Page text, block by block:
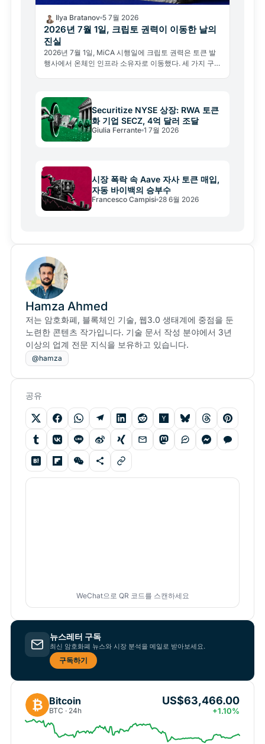
Ilya Bratanov 5 7월 2026
2026년 7월 1일, 크립토 권력이 이동한 날의
진실
2026년 7월 1일, MiCA 시행일에 크립토 권력은 토큰 발
행사에서 온체인 인프라 소유자로 이동했다. 세 가지 구조
Securitize NYSE 상장: RWA 토큰
화 기업 SECZ, 4억 달러 조달
Giulia Ferrante 1 7월 2026
시장 폭락 속 Aave 자사 토큰 매입,
자동 바이백의 승부수
Francesco Campisi 28 6월 2026
Hamza Ahmed
저는 암호화폐, 블록체인 기술, 웹3.0 생태계에 중점을 둔
노련한 콘텐츠 작가입니다. 기술 문서 작성 분야에서 3년
이상의 업계 전문 지식을 보유하고 있습니다.
@hamza
공유
WeChat으로 QR 코드를 스캔하세요
뉴스레터 구독
최신 암호화폐 뉴스와 시장 분석을 메일로 받아보세요.
구독하기
₿ Bitcoin
BTC · 24h
US$63,466.00
+1.10%